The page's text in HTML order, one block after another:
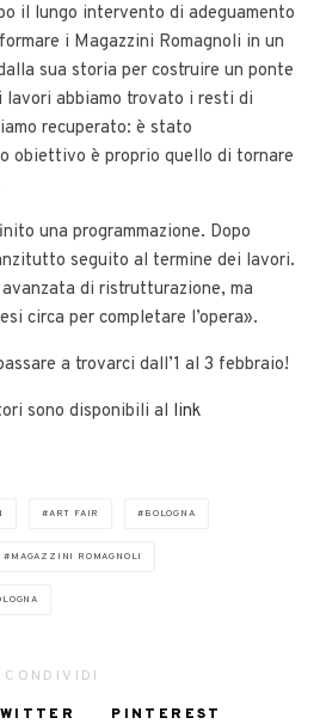
il lungo intervento di adeguamento
i Magazzini Romagnoli in un
sua storia per costruire un ponte
abbiamo trovato i resti di
recuperato: è stato
obiettivo è proprio quello di tornare
una programmazione. Dopo
seguito al termine dei lavori.
avanzata di ristrutturazione, ma
circa per completare l’opera».
a trovarci dall’1 al 3 febbraio!
sono disponibili al link
ART FAIR BOLOGNA
MAGAZZINI ROMAGNOLI
CONDIVIDI
PINTEREST